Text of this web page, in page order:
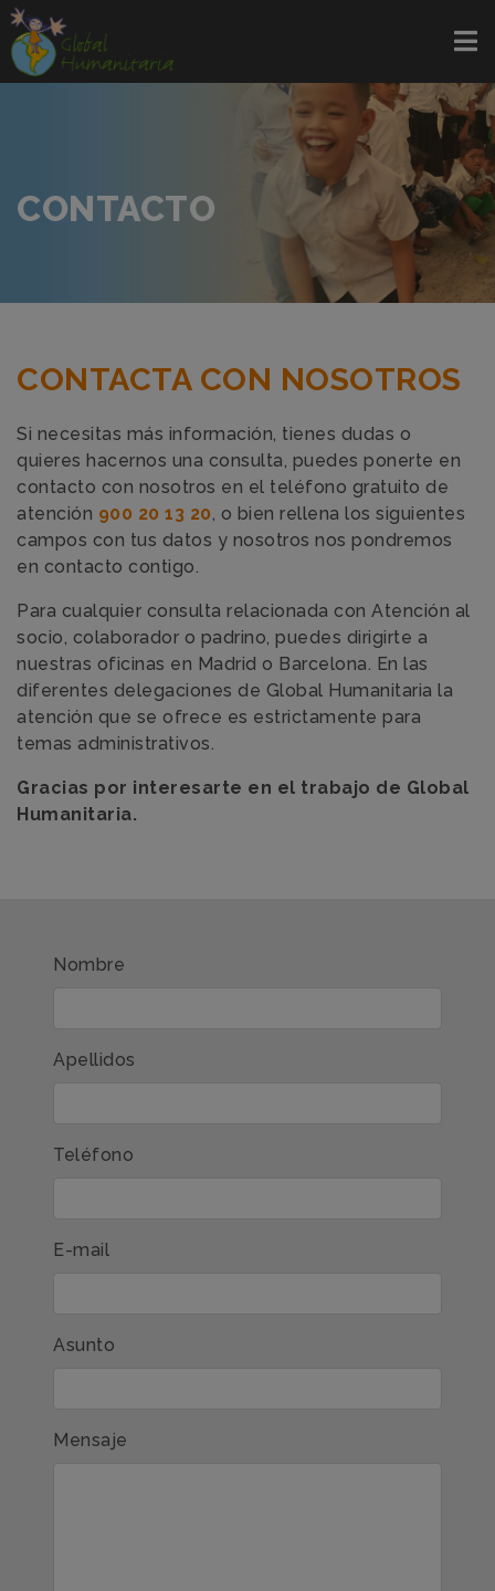
CONTACTO
CONTACTA CON NOSOTROS
Si necesitas más información, tienes dudas o
quieres hacernos una consulta, puedes ponerte en
contacto con nosotros en el teléfono gratuito de
atención 900 20 13 20, o bien rellena los siguientes
campos con tus datos y nosotros nos pondremos
en contacto contigo.
Para cualquier consulta relacionada con Atención al
socio, colaborador o padrino, puedes dirigirte a
nuestras oficinas en Madrid o Barcelona. En las
diferentes delegaciones de Global Humanitaria la
atención que se ofrece es estrictamente para
temas administrativos.
Gracias por interesarte en el trabajo de Global
Humanitaria.
Nombre
Apellidos
Teléfono
E-mail
Asunto
Mensaje